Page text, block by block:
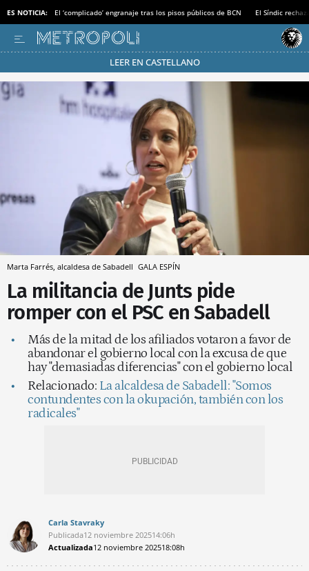
ES NOTICIA: El ‘complicado’ engranaje tras los pisos públicos de BCN El Síndic
LEER EN CASTELLANO
Pásate al MODO AHORRO
Marta Farrés, alcaldesa de Sabadell GALA ESPÍN
La militancia de Junts pide
romper con el PSC en Sabadell
Más de la mitad de los afiliados votaron a favor de
abandonar el gobierno local con la excusa de que
hay "demasiadas diferencias" con el gobierno local
Relacionado: La alcaldesa de Sabadell: "Somos
contundentes con la okupación, también con los
radicales"
Carla Stavraky
Publicada12 noviembre 202514:06h
Actualizada12 noviembre 202518:08h